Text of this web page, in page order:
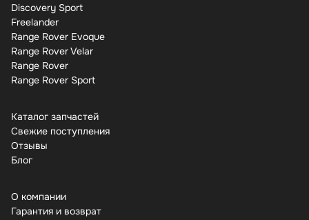
Discovery Sport
Freelander
Range Rover Evoque
Range Rover Velar
Range Rover
Range Rover Sport
Каталог запчастей
Свежие поступления
Отзывы
Бло
О компании
Гарантия и возврат